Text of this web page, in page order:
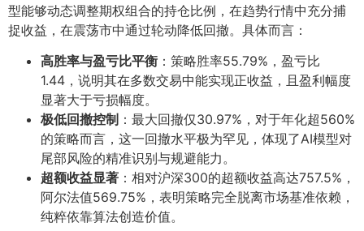
型能够动态调整期权组合的持仓比例，在趋势行情中充分捕
捉收益，在震荡市中通过轮动降低回撤。具体而言：
高胜率与盈亏比平衡 ：策略胜率55.79%，盈亏比
1.44，说明其在多数交易中能实现正收益，且盈利幅度
显著大于亏损幅度。
极低回撤控制 ：最大回撤仅30.97%，对于年化超560%
的策略而言，这一回撤水平极为罕见，体现了AI模型对
尾部风险的精准识别与规避能力。
超额收益显著 ：相对沪深300的超额收益高达757.5%，
阿尔法值569.75%，表明策略完全脱离市场基准依赖，
纯粹依靠算法创造价值。